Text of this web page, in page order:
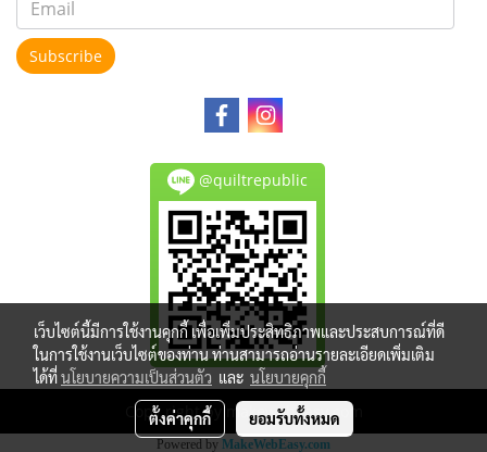
Subscribe
@quiltrepublic
Copy right by makewebeasy.com
Powered by MakeWebEasy.com
เว็บไซต์นี้มีการใช้งานคุกกี้ เพื่อเพิ่มประสิทธิภาพและประสบการณ์ที่ดี
ในการใช้งานเว็บไซต์ของท่าน ท่านสามารถอ่านรายละเอียดเพิ่มเติม
ได้ที่นโยบายความเป็นส่วนตัว และ นโยบายคุกกี้
ตั้งค่าคุกกี้ ยอมรับทั้งหมด